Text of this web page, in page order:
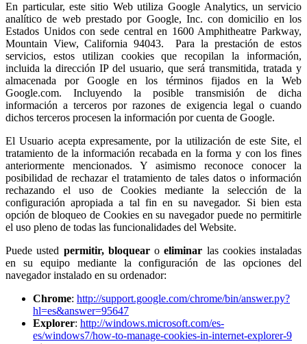
En particular, este sitio Web utiliza Google Analytics, un servicio
analítico de web prestado por Google, Inc. con domicilio en los
Estados Unidos con sede central en 1600 Amphitheatre Parkway,
Mountain View, California 94043. Para la prestación de estos
servicios, estos utilizan cookies que recopilan la información,
incluida la dirección IP del usuario, que será transmitida, tratada y
almacenada por Google en los términos fijados en la Web
Google.com. Incluyendo la posible transmisión de dicha
información a terceros por razones de exigencia legal o cuando
dichos terceros procesen la información por cuenta de Google.
El Usuario acepta expresamente, por la utilización de este Site, el
tratamiento de la información recabada en la forma y con los fines
anteriormente mencionados. Y asimismo reconoce conocer la
posibilidad de rechazar el tratamiento de tales datos o información
rechazando el uso de Cookies mediante la selección de la
configuración apropiada a tal fin en su navegador. Si bien esta
opción de bloqueo de Cookies en su navegador puede no permitirle
el uso pleno de todas las funcionalidades del Website.
Puede usted permitir, bloquearoeliminar las cookies instaladas
en su equipo mediante la configuración de las opciones del
navegador instalado en su ordenador:
Chrome: http://support.google.com/chrome/bin/answer.py?
hl=es&answer=95647
Explorer: http://windows.microsoft.com/es-
es/windows7/how-to-manage-cookies-in-internet-explorer-9